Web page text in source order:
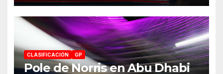
CLASIFICACIÓN GP
Pole de Norris en Abu Dhabi